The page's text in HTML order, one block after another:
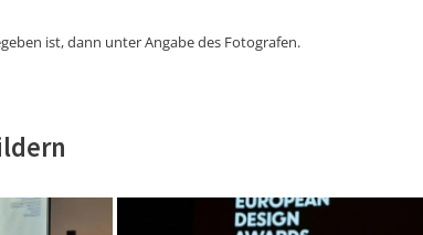
ist, dann unter Angabe des Fotografen.